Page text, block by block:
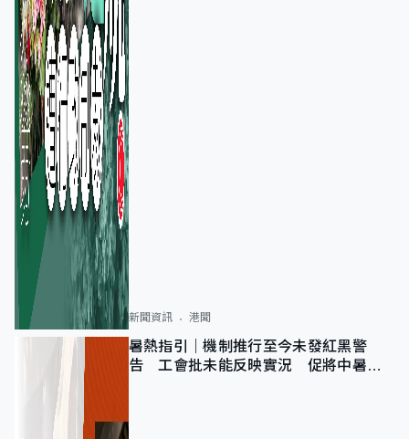
新聞資訊 港聞
暑熱指引｜機制推行至今未發紅黑警
告 工會批未能反映實況 促將中暑列